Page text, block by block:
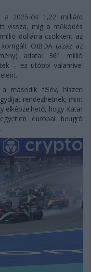
2025-ös 1,22 milliárd
vissza, míg a működés
dollárra csökkent az
OIBDA (azaz az
adatai 361 millió
– ez utóbbi valamivel
második félév, hiszen
rendezhetnek, mint
elképzelhető, hogy Katar
európai beugró